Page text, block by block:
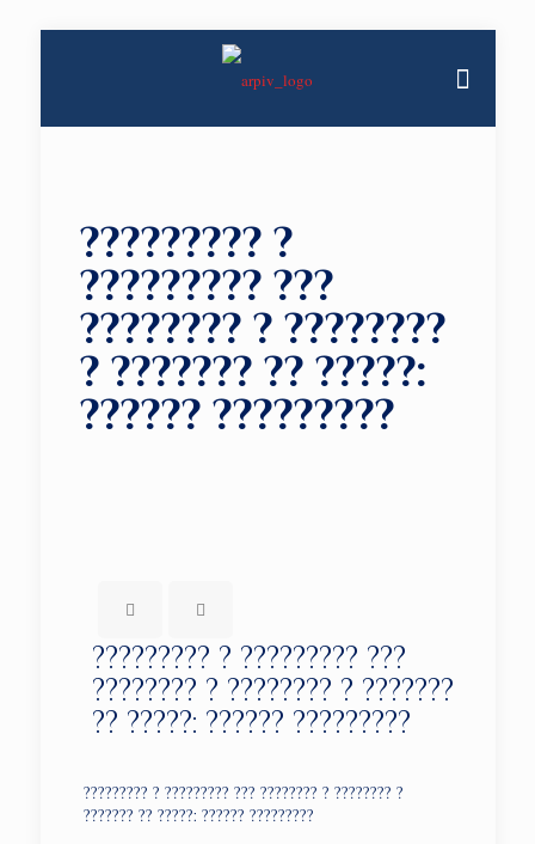
????????? ?
????????? ???
???????? ? ????????
? ??????? ?? ?????:
?????? ?????????
????????? ? ????????? ???
???????? ? ???????? ? ???????
?? ?????: ?????? ?????????
????????? ? ????????? ??? ???????? ? ???????? ?
??????? ?? ?????: ?????? ?????????